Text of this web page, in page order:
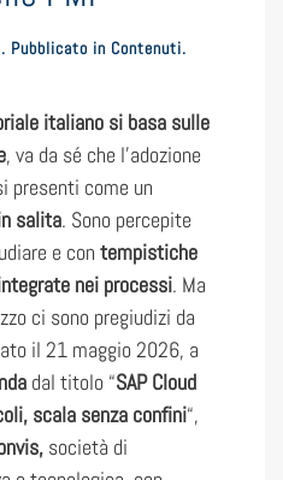
. Pubblicato in Contenuti.
italiano si basa sulle
, va da sé che l’adozione
presenti come un
salita. Sono percepite
e con tempistiche
nei processi. Ma
ci sono pregiudizi da
il 21 maggio 2026, a
dal titolo “SAP Cloud
scala senza confini“,
società di